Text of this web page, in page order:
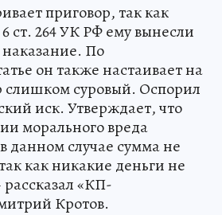
приговор, так как
ст. 264 УК РФ ему вынесли
По
он также настаивает на
слишком суровый. Оспорил
иск. Утверждает, что
морального вреда
данном случае сумма не
как никакие деньги не
«КП-
Кротов.